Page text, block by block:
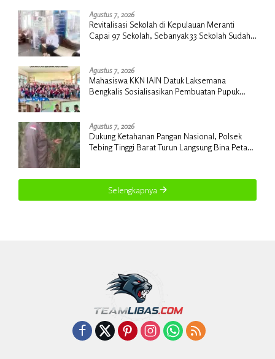
Agustus 7, 2026
Revitalisasi Sekolah di Kepulauan Meranti
Capai 97 Sekolah, Sebanyak 33 Sekolah Sudah
Agustus 7, 2026
Mahasiswa KKN IAIN Datuk Laksemana
Bengkalis Sosialisasikan Pembuatan Pupuk
Agustus 7, 2026
Dukung Ketahanan Pangan Nasional, Polsek
Tebing Tinggi Barat Turun Langsung Bina Petani
Selengkapnya